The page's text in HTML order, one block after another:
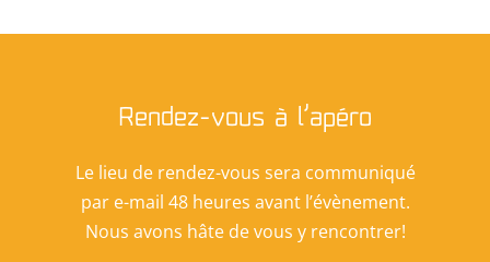
Rendez-vous à l’apéro
Le lieu de rendez-vous sera communiqué
par e-mail 48 heures avant l’évènement.
Nous avons hâte de vous y rencontrer!